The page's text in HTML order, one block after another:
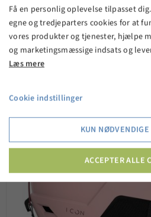
VIS
Få en personlig oplevelse tilpasset
egne og tredjeparters cookies for at
vores produkter og tjenester, hjælpe
og marketingsmæssige indsats og
Læs mere
Cookie indstillinger
KUN NØDVENDIGE
ACCEPTER ALLE